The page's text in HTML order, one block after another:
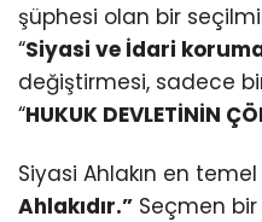
şüphesi olan bir
“Siyasi ve İdari
değiştirmesi, sadece
“HUKUK DEVLETİNİN
Siyasi Ahlakın en
Ahlakıdır.” Seçmen bir